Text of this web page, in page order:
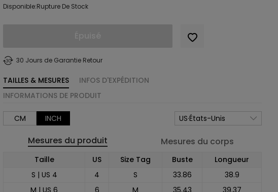
Disponible:Rupture De Stock
30 Jours de Garantie Retour
TAILLES & MESURES
CM INCH US·États-Unis
Mesures du produit Mesures du corps
Taille US Size Tag Buste
Longueur
S | US 4
4 S 33.86
38.9
M | US 6
6 M 35.43
39.37
INFOS D'EXPÉDITION
INFORMATIONS DE PRODUIT